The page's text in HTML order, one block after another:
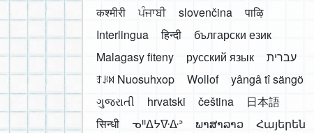
कश्मीरी
ਪੰਜਾਬੀ slovenčina
पाऴि
Interlingua
हिन्दी
български език
Malagasy fiteny
русский язык
עברית
ꆈꌠ꒿ Nuosuhxop
Wollof
yângâ tî sängö
ગુજરાતી
hrvatski čeština
日本語
सिन्धी
ᓀᐦᐃᔭᐍᐏᐣ ພາສາລາວ
Հայերեն